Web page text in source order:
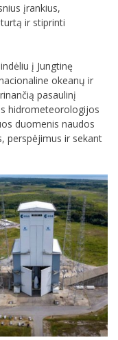
įrankius,
ir stiprinti
į Jungtinę
okeanų ir
pasaulinį
hidrometeorologijos
duomenis naudos
perspėjimus ir sekant